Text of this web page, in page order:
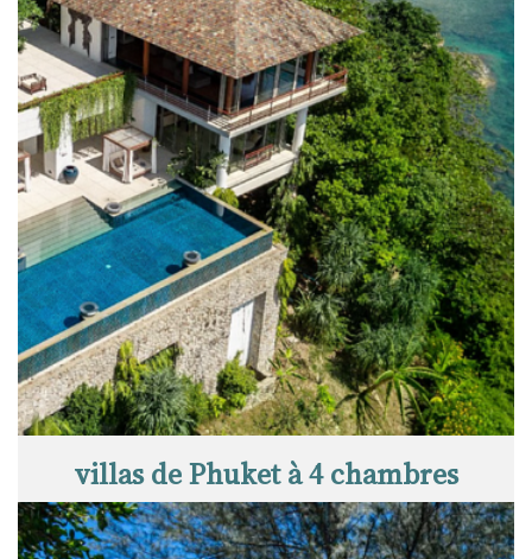
villas de Phuket à 4 chambres